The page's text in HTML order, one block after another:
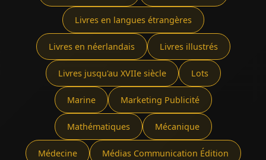
Livres en langues étrangères
Livres en néerlandais Livres illustrés
Livres jusqu'au XVIIe siècle Lots
Marine Marketing Publicité
Mathématiques Mécanique
Médecine Médias Communication Édition